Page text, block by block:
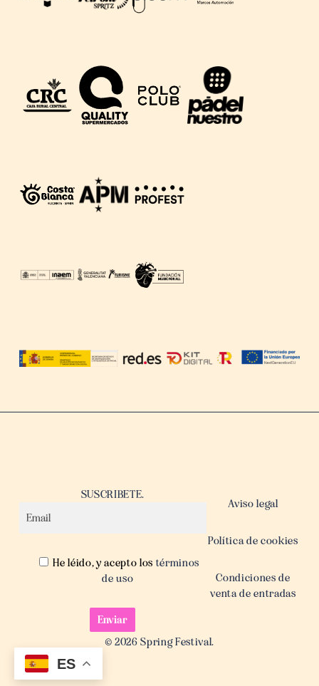
SUSCRIBETE.
He léido, y acepto los términos
de uso
Aviso legal
Política de cookies
Condiciones de
venta de entradas
© 2026 Spring Festival.
ES